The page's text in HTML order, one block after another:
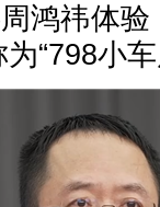
鸿祎体
“798小车